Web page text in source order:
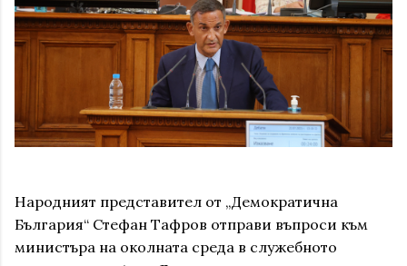
Народният представител от „Демократична
България“ Стефан Тафров отправи въпроси към
министъра на околната среда в служебното